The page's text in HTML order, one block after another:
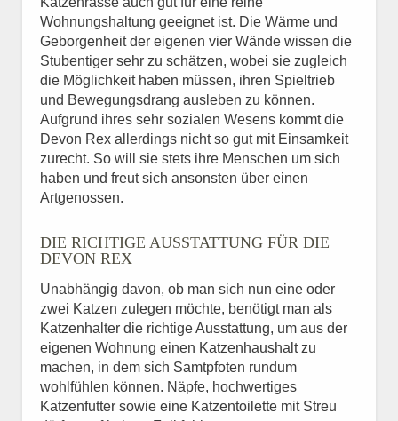
Wohnungshaltung geeignet ist. Die Wärme und
Geborgenheit der eigenen vier Wände wissen die
Stubentiger sehr zu schätzen, wobei sie zugleich
die Möglichkeit haben müssen, ihren Spieltrieb
und Bewegungsdrang ausleben zu können.
Aufgrund ihres sehr sozialen Wesens kommt die
Devon Rex allerdings nicht so gut mit Einsamkeit
zurecht. So will sie stets ihre Menschen um sich
haben und freut sich ansonsten über einen
Artgenossen.
DIE RICHTIGE AUSSTATTUNG FÜR DIE
DEVON REX
Unabhängig davon, ob man sich nun eine oder
zwei Katzen zulegen möchte, benötigt man als
Katzenhalter die richtige Ausstattung, um aus der
eigenen Wohnung einen Katzenhaushalt zu
machen, in dem sich Samtpfoten rundum
wohlfühlen können. Näpfe, hochwertiges
Katzenfutter sowie eine Katzentoilette mit Streu